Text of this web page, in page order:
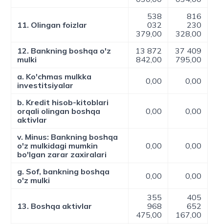
11. Olingan foizlar
538
032
379,00
816
230
328,00
12. Bankning boshqa o'z
mulki
13 872
842,00
37 409
795,00
a. Ko'chmas mulkka
investitsiyalar
0,00 0,00
b. Kredit hisob-kitoblari
orqali olingan boshqa
aktivlar
0,00 0,00
v. Minus: Bankning boshqa
o'z mulkidagi mumkin
bo'lgan zarar zaxiralari
0,00 0,00
g. Sof, bankning boshqa
o'z mulki
0,00 0,00
13. Boshqa aktivlar
355
968
475,00
405
652
167,00